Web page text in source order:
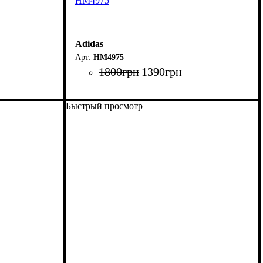
Adidas
HM4975
1800грн 1390грн
Быстрый просмотр